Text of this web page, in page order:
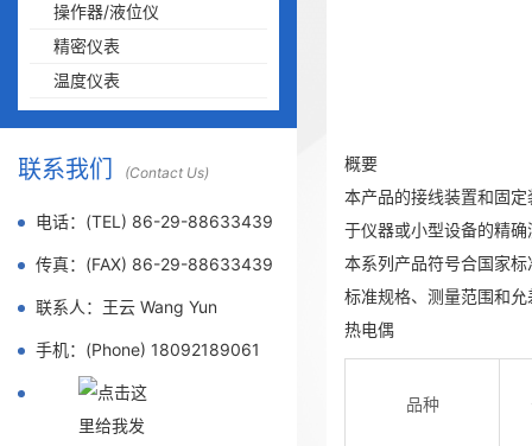
操作器/液位仪
精密仪表
温度仪表
联系我们 (Contact Us)
电话：(TEL) 86-29-88633439
传真：(FAX) 86-29-88633439
联系人：王云 Wang Yun
手机：(Phone) 18092189061
概要
本产品的接线装置和固
于仪器或小型设备的精
本系列产品符号合国家
标准规格、测量范围和允
热电偶
品种